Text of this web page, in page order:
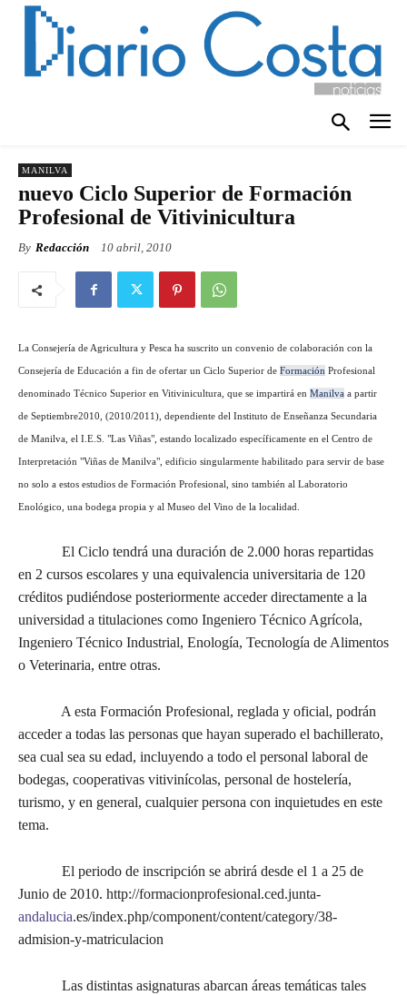
MANILVA
nuevo Ciclo Superior de Formación
Profesional de Vitivinicultura
By Redacción 10 abril, 2010
La Consejería de Agricultura y Pesca ha suscrito un convenio de colaboración con la
Consejería de Educación a fin de ofertar un Ciclo Superior de Formación Profesional
denominado Técnico Superior en Vitivinicultura, que se impartirá en Manilva a partir
de Septiembre2010, (2010/2011), dependiente del Instituto de Enseñanza Secundaria
de Manilva, el I.E.S. "Las Viñas", estando localizado específicamente en el Centro de
Interpretación "Viñas de Manilva", edificio singularmente habilitado para servir de base
no solo a estos estudios de Formación Profesional, sino también al Laboratorio
Enológico, una bodega propia y al Museo del Vino de la localidad.
El Ciclo tendrá una duración de 2.000 horas repartidas
en 2 cursos escolares y una equivalencia universitaria de 120
créditos pudiéndose posteriormente acceder directamente a la
universidad a titulaciones como Ingeniero Técnico Agrícola,
Ingeniero Técnico Industrial, Enología, Tecnología de Alimentos
o Veterinaria, entre otras.
A esta Formación Profesional, reglada y oficial, podrán
acceder a todas las personas que hayan superado el bachillerato,
sea cual sea su edad, incluyendo a todo el personal laboral de
bodegas, cooperativas vitivinícolas, personal de hostelería,
turismo, y en general, cualquier persona con inquietudes en este
tema.
El periodo de inscripción se abrirá desde el 1 a 25 de
Junio de 2010. http://formacionprofesional.ced.junta-
andalucia.es/index.php/component/content/category/38-
admision-y-matriculacion
Las distintas asignaturas abarcan áreas temáticas tales